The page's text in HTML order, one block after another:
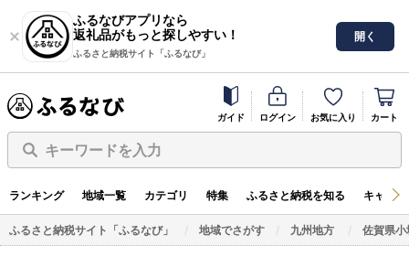
ふるなびアプリなら
返礼品がもっと探しやすい！
ふるさと納税サイト「ふるなび」
開く
ガイド ログイン お気に入り カート
キーワードを入力
ランキング 地域一覧 カテゴリ 特集 ふるさと納税を知る キャン
ふるさと納税サイト「ふるなび」 地域でさがす 九州地方 佐賀県小